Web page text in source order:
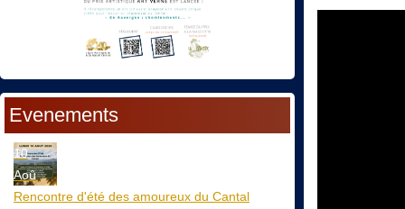
Evenements
10
Aoû
Rencontre d'été des amoureux du Cantal